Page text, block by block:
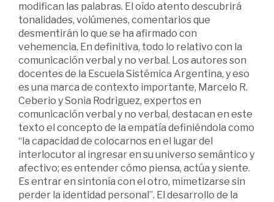
modifican las palabras. El oído atento descubrirá
tonalidades, volúmenes, comentarios que
desmentirán lo que se ha afirmado con
vehemencia. En definitiva, todo lo relativo con la
comunicación verbal y no verbal. Los autores son
docentes de la Escuela Sistémica Argentina, y eso
es una marca de contexto importante, Marcelo R.
Ceberio y Sonia Rodriguez, expertos en
comunicación verbal y no verbal, destacan en este
texto el concepto de la empatía definiéndola como
“la capacidad de colocarnos en el lugar del
interlocutor al ingresar en su universo semántico y
afectivo; es entender cómo piensa, actúa y siente.
Es entrar en sintonía con el otro, mimetizarse sin
perder la identidad personal”. El desarrollo de la